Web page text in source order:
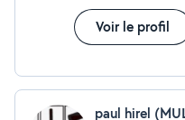
Voir le profil
paul hirel